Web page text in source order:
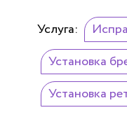
Услуга:
Установка
Установка